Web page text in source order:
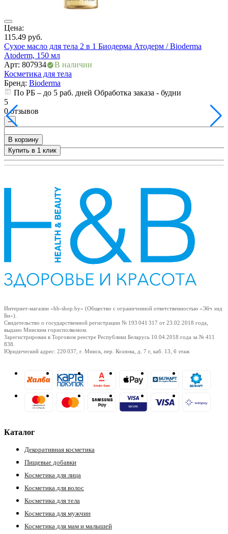
Цена:
115.49 руб.
Сухое масло для тела 2 в 1 Биодерма Атодерм / Bioderma
Atoderm, 150 мл
Арт: 807934
В наличии
Косметика для тела
Бренд: Bioderma
По РБ – до 5 раб. дней Обработка заказа - будни
5
0 отзывов
–
+
В корзину
Купить в 1 клик
Интернет-магазин «hb-shop.by» (Общество с ограниченной ответственностью «Эйч энд
Би»).
Свидетельство о государственной регистрации № 193 041 317 от 23.02.2018 года,
выдано Минским горисполкомом.
Зарегистрирован в Торговом реестре Республики Беларусь 10.04.2018 года за № 411
838.
Юридический адрес: 220 037, г. Минск, пер. Козлова, д. 7 г, каб. 13, 6 этаж
Каталог
Декоративная косметика
Пищевые добавки
Косметика для лица
Косметика для волос
Косметика для тела
Косметика для мужчин
Косметика для мам и малышей